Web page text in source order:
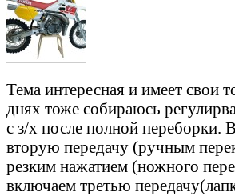
Тема интересная и имеет свои
днях тоже собираюсь
с з/х после полной переборки.
вторую передачу (ручным
резким нажатием (ножного
включаем третью